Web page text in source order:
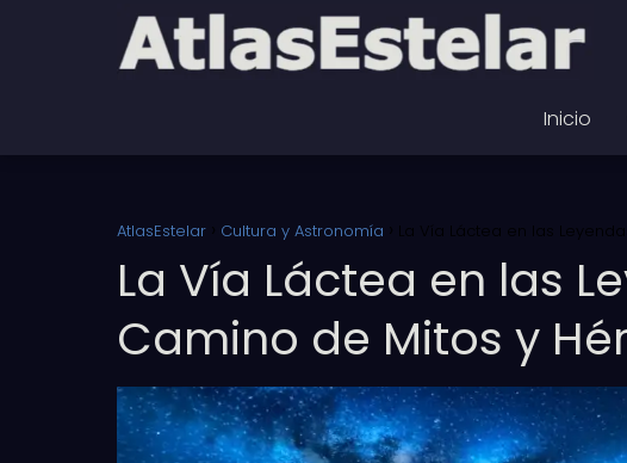
Inicio
AtlasEstelar Cultura y Astronomía La Vía Láctea en las
La Vía Láctea en las
Camino de Mitos y